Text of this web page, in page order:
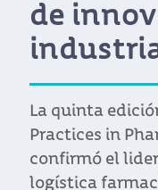
sus
para el
sector
Uruguay, que